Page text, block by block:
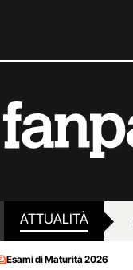
ATTUALITÀ
Esami di Maturità 2026